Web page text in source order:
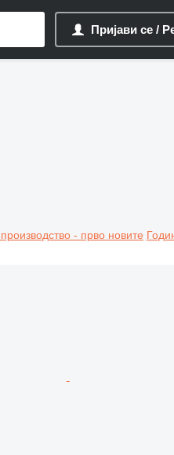
Пријави се /
- прво новите